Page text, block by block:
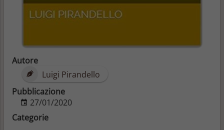
Autore
Luigi Pirandello
Pubblicazione
27/01/2020
Categorie